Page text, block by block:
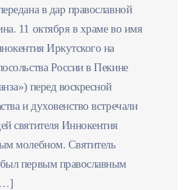
в дар православной
11 октября в храме во имя
Иркутского на
России в Пекине
перед воскресной
и духовенство встречали
святителя Иннокентия
молебном. Святитель
первым православным